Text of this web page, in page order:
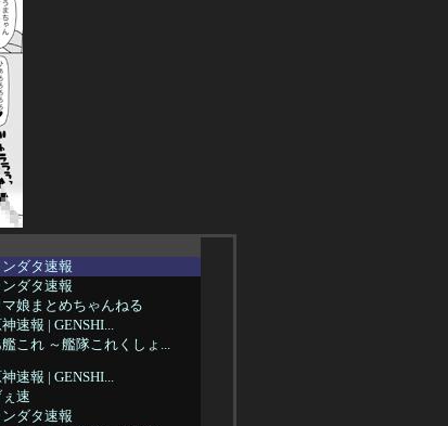
ンダタ速報
ンダタ速報
マ娘まとめちゃんねる
速報 | GENSHI...
これ ～艦隊これくしょ...
速報 | GENSHI...
速
ンダタ速報